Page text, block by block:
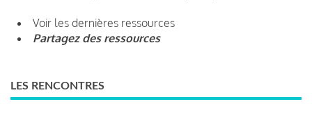
Voir les dernières ressources
Partagez des ressources
LES RENCONTRES